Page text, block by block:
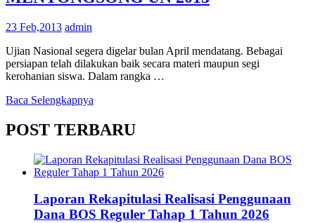
23 Feb,2013 admin
Ujian Nasional segera digelar bulan April mendatang. Bebagai
persiapan telah dilakukan baik secara materi maupun segi
kerohanian siswa. Dalam rangka …
Baca Selengkapnya
POST TERBARU
Laporan Rekapitulasi Realisasi Penggunaan
Dana BOS Reguler Tahap 1 Tahun 2026